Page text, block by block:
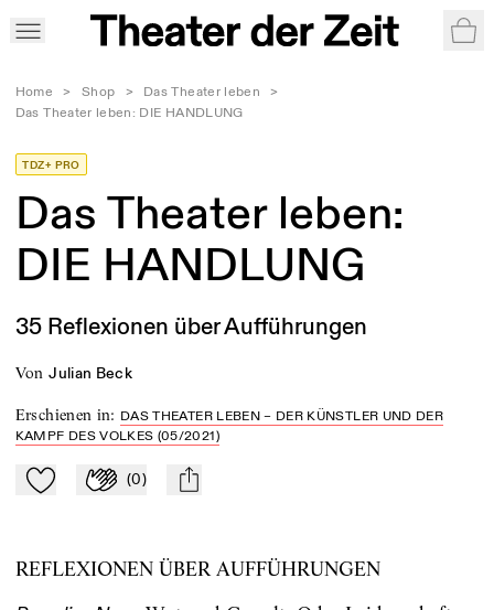
Home > Shop > Das Theater leben
>
Das Theater leben: DIE HANDLUNG
TDZ+ PRO
Das Theater leben:
DIE HANDLUNG
35 Reflexionen über Aufführungen
von Julian Beck
Erschienen in: DAS THEATER LEBEN – DER KÜNSTLER UND DER
KAMPF DES VOLKES (05/2021)
Zu Mein-TdZ hinzufügen
Applaudieren
(0) mail
REFLEXIONEN ÜBER AUFFÜHRUNGEN